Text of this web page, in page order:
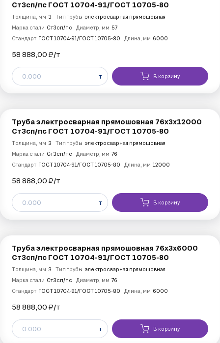
Ст3сп/пс ГОСТ 10704-91/ГОСТ 10705-80
Толщина, мм 3 Тип трубы электросварная прямошовная
Марка стали Ст3сп/пс Диаметр, мм 57
Стандарт ГОСТ 10704-91/ГОСТ 10705-80 Длина, мм 6000
58 888,00 ₽/т
т В корзину
Труба электросварная прямошовная 76х3х12000
Ст3сп/пс ГОСТ 10704-91/ГОСТ 10705-80
Толщина, мм 3 Тип трубы электросварная прямошовная
Марка стали Ст3сп/пс Диаметр, мм 76
Стандарт ГОСТ 10704-91/ГОСТ 10705-80 Длина, мм 12000
58 888,00 ₽/т
т В корзину
Труба электросварная прямошовная 76х3х6000
Ст3сп/пс ГОСТ 10704-91/ГОСТ 10705-80
Толщина, мм 3 Тип трубы электросварная прямошовная
Марка стали Ст3сп/пс Диаметр, мм 76
Стандарт ГОСТ 10704-91/ГОСТ 10705-80 Длина, мм 6000
58 888,00 ₽/т
т В корзину